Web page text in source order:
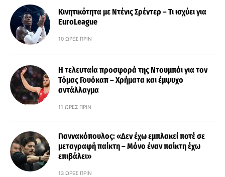
Κινητικότητα με Ντένις Σρέντερ – Τι ισχύει για
EuroLeague
10 ΏΡΕΣ ΠΡΙΝ
Η τελευταία προσφορά της Ντουμπάι για τον
Τόμας Γουόκαπ – Χρήματα και έμψυχο
αντάλλαγμα
11 ΏΡΕΣ ΠΡΙΝ
Γιαννακόπουλος: «Δεν έχω εμπλακεί ποτέ σε
μεταγραφή παίκτη – Μόνο έναν παίκτη έχω
επιβάλει»
13 ΏΡΕΣ ΠΡΙΝ